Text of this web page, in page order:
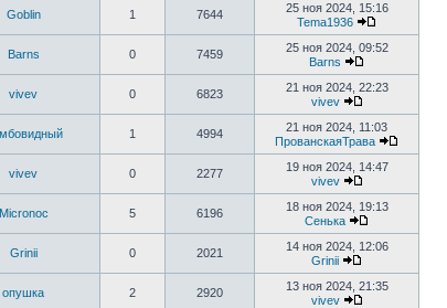
Goblin 1 7644
25 ноя 2024, 15:16
Tema1936
Barns 0 7459
25 ноя 2024, 09:52
Barns
vivev 0 6823
21 ноя 2024, 22:23
vivev
1 4994
21 ноя 2024, 11:03
ПрованскаяТрава
vivev 0 2277
19 ноя 2024, 14:47
vivev
Micronoc 5 6196
18 ноя 2024, 19:13
Сенька
Grinii 0 2021
14 ноя 2024, 12:06
Grinii
опушка 2 2920
13 ноя 2024, 21:35
vivev